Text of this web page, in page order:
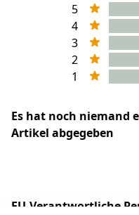
5
4
3
2
1
Es hat noch niemand
Artikel abgegeben
EU-Verantwortliche